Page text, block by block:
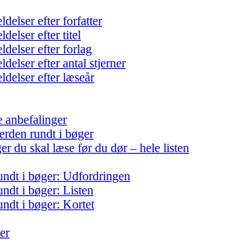
efter forfatter
efter titel
efter forlag
efter antal stjerner
efter læseår
anbefalinger
rundt i bøger
du skal læse før du dør – hele listen
i bøger: Udfordringen
i bøger: Listen
i bøger: Kortet